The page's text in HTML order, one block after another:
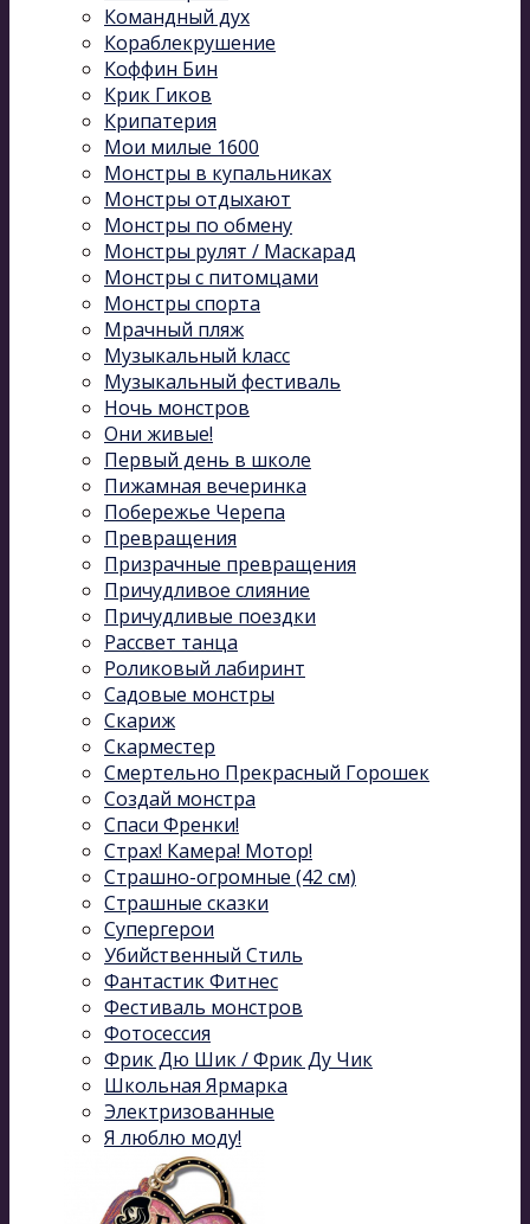
Командный дух
Кораблекрушение
Коффин Бин
Крик Гиков
Крипатерия
Мои милые 1600
Монстры в купальниках
Монстры отдыхают
Монстры по обмену
Монстры рулят / Маскарад
Монстры с питомцами
Монстры спорта
Мрачный пляж
Музыкальный kласс
Музыкальный фестиваль
Ночь монстров
Они живые!
Первый день в школе
Пижамная вечеринка
Побережье Черепа
Превращения
Призрачные превращения
Причудливое слияние
Причудливые поездки
Рассвет танца
Роликовый лабиринт
Садовые монстры
Скариж
Скарместер
Смертельно Прекрасный Горошек
Создай монстра
Спаси Френки!
Страх! Камера! Мотор!
Страшно-огромные (42 см)
Страшные сказки
Супергерои
Убийственный Стиль
Фантастик Фитнес
Фестиваль монстров
Фотосессия
Фрик Дю Шик / Фрик Ду Чик
Школьная Ярмарка
Электризованные
Я люблю моду!